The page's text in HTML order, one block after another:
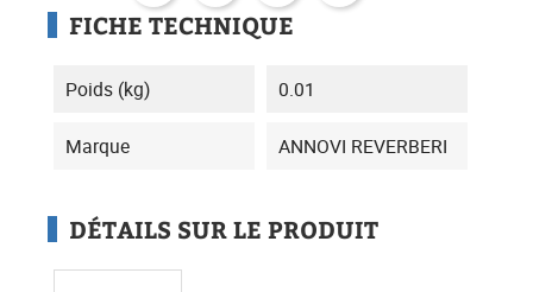
FICHE TECHNIQUE
Poids (kg) 0.01
Marque ANNOVI REVERBERI
DÉTAILS SUR LE PRODUIT